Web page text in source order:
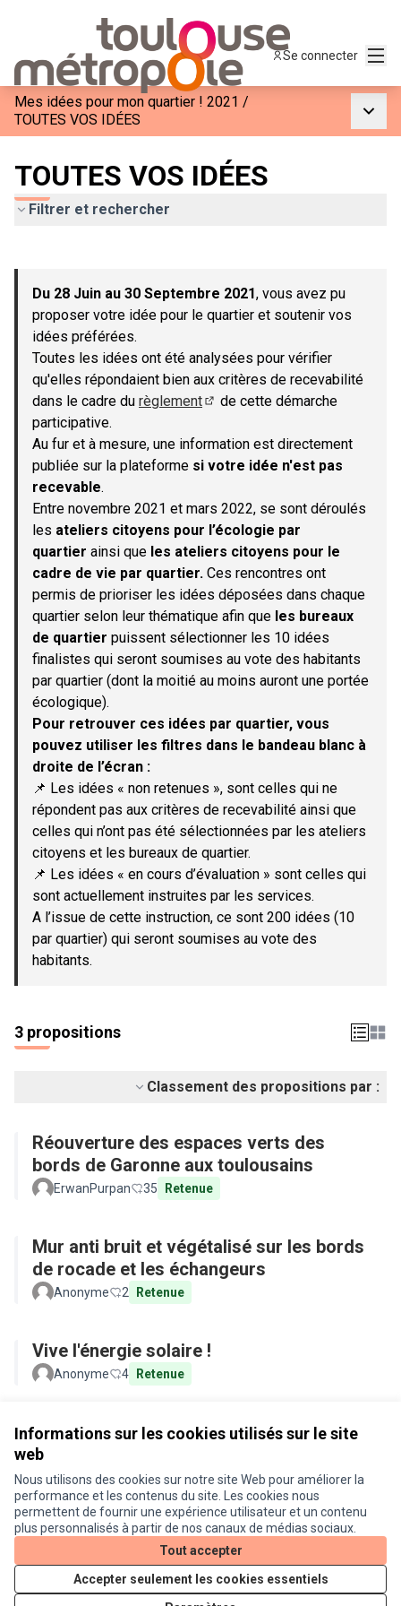
Informations sur les cookies utilisés sur le site
web
Nous utilisons des cookies sur notre site Web pour améliorer la
performance et les contenus du site. Les cookies nous
permettent de fournir une expérience utilisateur et un contenu
plus personnalisés à partir de nos canaux de médias sociaux.
Tout accepter
Accepter seulement les cookies essentiels
Se connecter
Mes idées pour mon quartier ! 2021 /
TOUTES VOS IDÉES
TOUTES VOS IDÉES
Filtrer et rechercher
−
Du 28 Juin au 30 Septembre 2021, vous avez pu
proposer votre idée pour le quartier et soutenir vos
idées préférées.
Toutes les idées ont été analysées pour vérifier
qu'elles répondaient bien aux critères de recevabilité
dans le cadre du règlement
de cette démarche
participative.
Au fur et à mesure, une information est directement
publiée sur la plateforme si votre idée n'est pas
recevable.
Entre novembre 2021 et mars 2022, se sont déroulés
les ateliers citoyens pour l’écologie par
quartier ainsi que les ateliers citoyens pour le
cadre de vie par quartier. Ces rencontres ont
permis de prioriser les idées déposées dans chaque
quartier selon leur thématique afin que les bureaux
de quartier puissent sélectionner les 10 idées
finalistes qui seront soumises au vote des habitants
par quartier (dont la moitié au moins auront une portée
écologique).
Pour retrouver ces idées par quartier, vous
pouvez utiliser les filtres dans le bandeau blanc à
droite de l’écran :
📌 Les idées « non retenues », sont celles qui ne
répondent pas aux critères de recevabilité ainsi que
celles qui n’ont pas été sélectionnées par les ateliers
citoyens et les bureaux de quartier.
📌 Les idées « en cours d’évaluation » sont celles qui
sont actuellement instruites par les services.
A l’issue de cette instruction, ce sont 200 idées (10
par quartier) qui seront soumises au vote des
habitants.
3 propositions
Classement des propositions par :
Réouverture des espaces verts des
bords de Garonne aux toulousains
ErwanPurpan 35 Retenue
Mur anti bruit et végétalisé sur les bords
de rocade et les échangeurs
Anonyme 2 Retenue
Vive l'énergie solaire !
Anonyme 4 Retenue
Conditions d'utilisation
Paramètres des cookies
Je participe ! sur X
(Lien externe)
Je participe ! sur Facebook
Je participe ! sur Instagram
Licence
(Lien